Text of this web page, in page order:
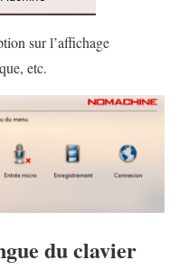
sur l’affichage
etc.
du clavier